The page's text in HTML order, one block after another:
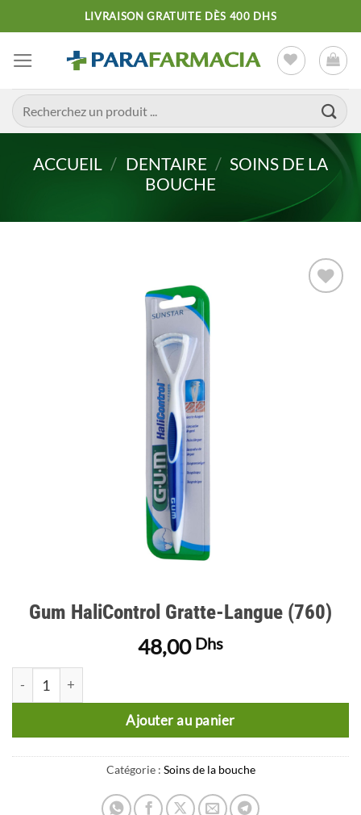
au
contenu
LIVRAISON GRATUITE DÈS 400 DHS
Recherche
pour :
ACCUEIL / DENTAIRE / SOINS DE LA
BOUCHE
Gum HaliControl Gratte-Langue (760)
48,00 Dhs
quantité de Gum HaliControl Gratte-Langue (760)
Ajouter au panier
Catégorie : Soins de la bouche